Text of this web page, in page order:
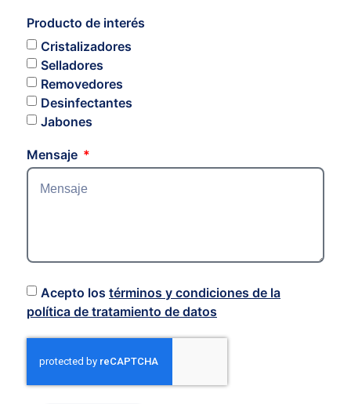
Producto de interés
Cristalizadores
Selladores
Removedores
Desinfectantes
Jabones
Mensaje
Acepto los términos y condiciones de la
política de tratamiento de datos